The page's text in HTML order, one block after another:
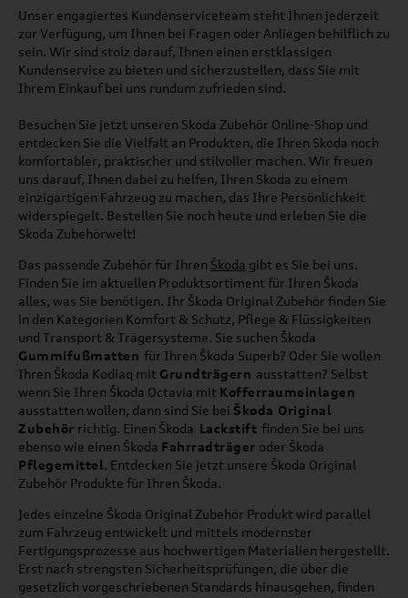
Unser engagiertes Kundenserviceteam steht Ihnen jederzeit
zur Verfügung, um Ihnen bei Fragen oder Anliegen behilflich zu
sein. Wir sind stolz darauf, Ihnen einen erstklassigen
Kundenservice zu bieten und sicherzustellen, dass Sie mit
Ihrem Einkauf bei uns rundum zufrieden sind.
Besuchen Sie jetzt unseren Skoda Zubehör Online-Shop und
entdecken Sie die Vielfalt an Produkten, die Ihren Skoda noch
komfortabler, praktischer und stilvoller machen. Wir freuen
uns darauf, Ihnen dabei zu helfen, Ihren Skoda zu einem
einzigartigen Fahrzeug zu machen, das Ihre Persönlichkeit
widerspiegelt. Bestellen Sie noch heute und erleben Sie die
Skoda Zubehörwelt!
Das passende Zubehör für Ihren Škoda gibt es Sie bei uns.
Finden Sie im aktuellen Produktsortiment für Ihren Škoda
alles, was Sie benötigen. Ihr Škoda Original Zubehör finden Sie
in den Kategorien Komfort & Schutz, Pflege & Flüssigkeiten
und Transport & Trägersysteme. Sie suchen Škoda
Gummifußmatten für Ihren Škoda Superb? Oder Sie wollen
Ihren Škoda Kodiaq mit Grundträgern ausstatten? Selbst
wenn Sie Ihren Škoda Octavia mit Kofferraumeinlagen
ausstatten wollen, dann sind Sie bei Škoda Original
Zubehör richtig. Einen Škoda Lackstift finden Sie bei uns
ebenso wie einen Škoda Fahrradträger oder Škoda
Pflegemittel. Entdecken Sie jetzt unsere Škoda Original
Zubehör Produkte für Ihren Škoda.
Jedes einzelne Škoda Original Zubehör Produkt wird parallel
zum Fahrzeug entwickelt und mittels modernster
Fertigungsprozesse aus hochwertigen Materialien hergestellt.
Erst nach strengsten Sicherheitsprüfungen, die über die
gesetzlich vorgeschriebenen Standards hinausgehen, finden